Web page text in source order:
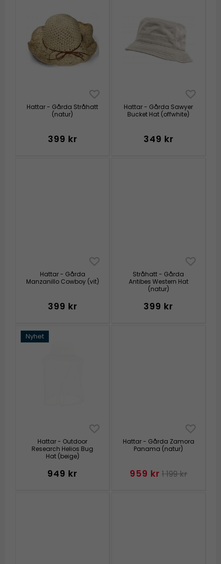
Hattar - Gårda Stråhatt
(natur)
399 kr
Hattar - Gårda Sawyer
Bucket Hat (offwhite)
349 kr
Hattar - Gårda
Manzanillo Cowboy (vit)
399 kr
Stråhatt - Gårda
Antibes Western Hat
(natur)
399 kr
Nyhet
Hattar - Outdoor
Research Helios Bug
Hat (beige)
949 kr
Hattar - Gårda Zamora
Panama (natur)
959 kr 1 199 kr